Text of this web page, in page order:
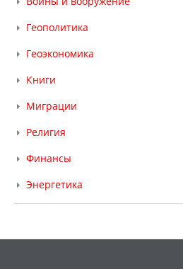
Геополитика
Геоэкономика
Книги
Миграции
Религия
Финансы
Энергетика